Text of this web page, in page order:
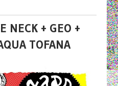
NECK + GEO +
TOFANA